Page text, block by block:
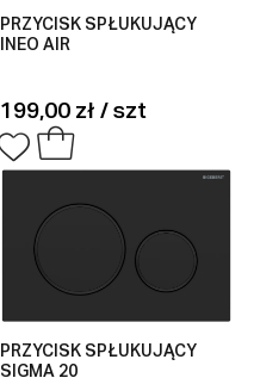
PRZYCISK SPŁUKUJĄCY
INEO AIR
199,00 zł / szt
PRZYCISK SPŁUKUJĄCY
SIGMA 20